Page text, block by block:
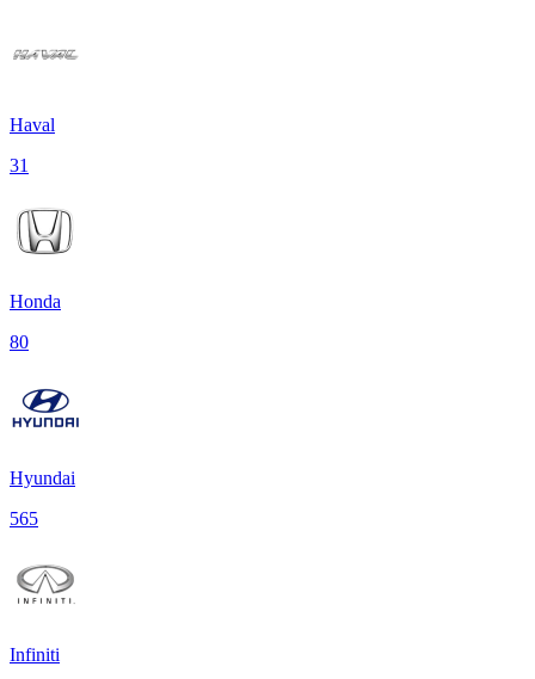
Haval
31
Honda
80
Hyundai
565
Infiniti